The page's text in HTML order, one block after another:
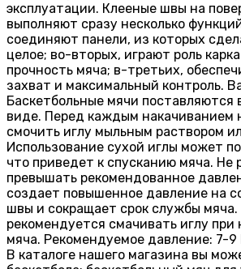
эксплуатации. Клееные швы на
выполняют сразу несколько
соединяют панели, из которых
целое; во-вторых, играют роль
прочность мяча; в-третьих,
захват и максимальный контроль.
Баскетбольные мячи поставляются
виде. Перед каждым накачиванием
смочить иглу мыльным раствором
Использование сухой иглы может
что приведет к спусканию мяча. Не
превышать рекомендованное
создает повышенное давление на
швы и сокращает срок службы
рекомендуется смачивать иглу при
мяча. Рекомендуемое давление: 7-
В каталоге нашего магазина вы